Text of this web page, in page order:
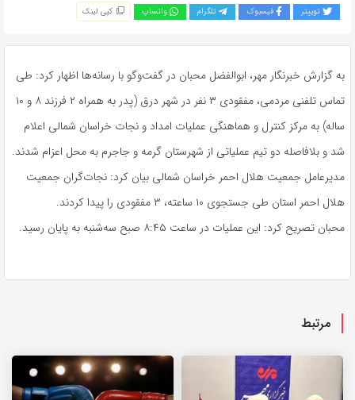
توییتر فیسبوک تلگرام واتساپ کپی لینک
به گزارش خبرنگار مهر، ابوالفضل محبان در گفت‌وگو با رسانه‌ها اظهار کرد: طی
تماس تلفنی مردمی، مفقودی ۳ نفر در شهر درق (پدر به همراه ۲ فرزند ۸ و ۱۰
ساله) به مرکز کنترل و هماهنگی عملیات امداد و نجات خراسان شمالی اعلام
شد و بلافاصله دو تیم عملیاتی از شهرستان گرمه و جاجرم به محل اعزام شدند.
مدیرعامل جمعیت هلال احمر خراسان شمالی بیان کرد: نجات‌گران جمعیت
هلال احمر استان طی جستجوی ۱۰ ساعته، ۳ مفقودی را پیدا کردند.
محبان تصریح کرد: این عملیات در ساعت ۸:۴۵ صبح سه‌شنبه به پایان رسید.
مرتبط